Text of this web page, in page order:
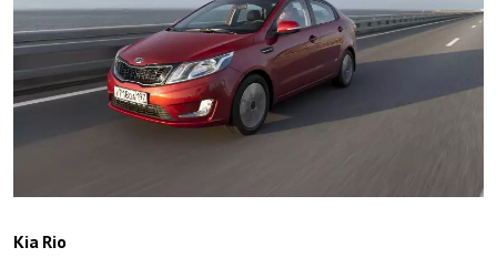
Kia Rio